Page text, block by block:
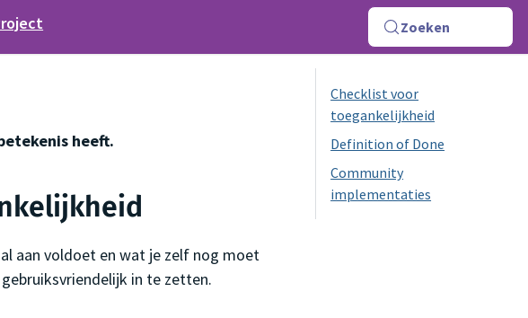
Zoeken
heeft.
aan voldoet en wat je zelf nog moet
in te zetten.
Checklist voor
toegankelijkheid
Definition of Done
Community
implementaties